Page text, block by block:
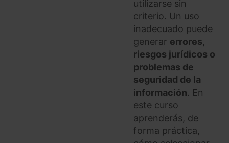
utilizarse sin
criterio. Un uso
inadecuado puede
generar errores,
riesgos jurídicos o
problemas de
seguridad de la
información. En
este curso
aprenderás, de
forma práctica,